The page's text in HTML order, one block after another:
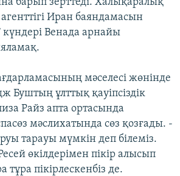
Иран баяндамасын
Венада арнайы
мәселесі жөнінде
Буштың ұлттық қауіпсіздік
Райз апта ортасында
мәслихатында сөз қозғады. -
тарауы мүмкін деп білеміз.
өкілдерімен пікір алысып
пікірлескенбіз де.